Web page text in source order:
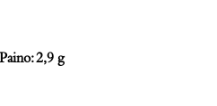
2,9 g